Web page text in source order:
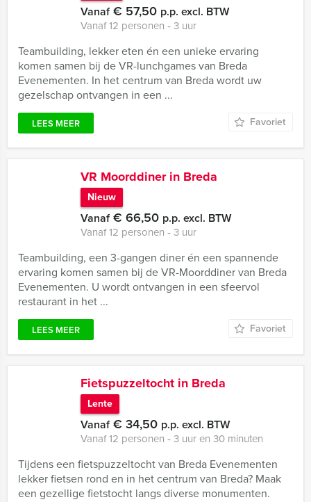
Vanaf€ 57,50 p.p. excl. BTW
Vanaf 12 personen ‐ 3 uur
Teambuilding, lekker eten én een unieke ervaring
komen samen bij de VR-lunchgames van Breda
Evenementen. In het centrum van Breda wordt uw
gezelschap ontvangen in een ...
LEES MEER Favoriet
VR Moorddiner in Breda
Nieuw
Vanaf€ 66,50 p.p. excl. BTW
Vanaf 12 personen ‐ 3 uur
Teambuilding, een 3-gangen diner én een spannende
ervaring komen samen bij de VR-Moorddiner van Breda
Evenementen. U wordt ontvangen in een sfeervol
restaurant in het ...
LEES MEER Favoriet
Fietspuzzeltocht in Breda
Lente
Vanaf€ 34,50 p.p. excl. BTW
Vanaf 12 personen ‐ 3 uur en 30 minuten
Tijdens een fietspuzzeltocht van Breda Evenementen
lekker fietsen rond en in het centrum van Breda? Maak
een gezellige fietstocht langs diverse monumenten.